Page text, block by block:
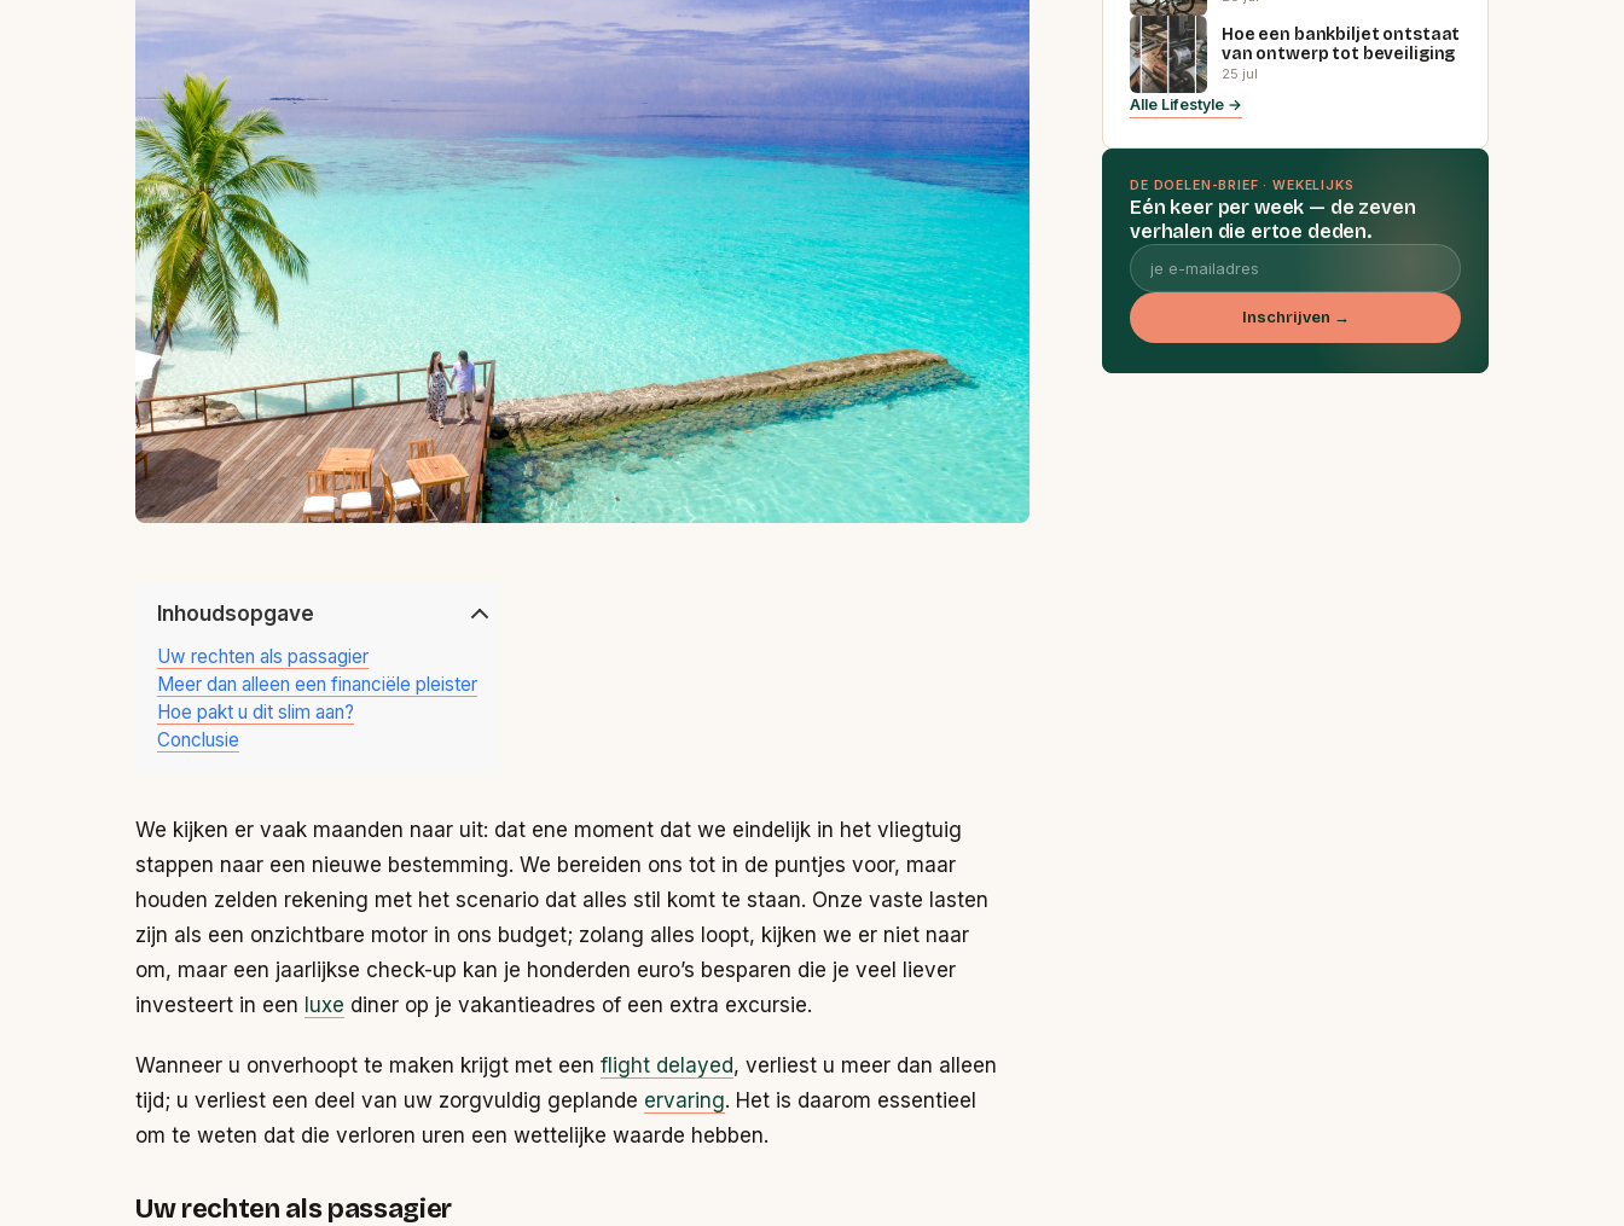
Inhoudsopgave
Uw rechten als passagier
Meer dan alleen een financiële pleister
Hoe pakt u dit slim aan?
Conclusie
We kijken er vaak maanden naar uit: dat ene moment dat we eindelijk in het vliegtuig
stappen naar een nieuwe bestemming. We bereiden ons tot in de puntjes voor, maar
houden zelden rekening met het scenario dat alles stil komt te staan. Onze vaste lasten
zijn als een onzichtbare motor in ons budget; zolang alles loopt, kijken we er niet naar
om, maar een jaarlijkse check-up kan je honderden euro’s besparen die je veel liever
investeert in een luxe diner op je vakantieadres of een extra excursie.
Wanneer u onverhoopt te maken krijgt met een flight delayed, verliest u meer dan alleen
tijd; u verliest een deel van uw zorgvuldig geplande ervaring. Het is daarom essentieel
om te weten dat die verloren uren een wettelijke waarde hebben.
Uw rechten als passagier
Hoe een bankbiljet ontstaat
van ontwerp tot beveiliging
25 jul
Alle Lifestyle →
DE DOELEN-BRIEF · WEKELIJKS
Eén keer per week — de zeven
verhalen die ertoe deden.
Inschrijven →